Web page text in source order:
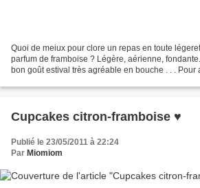
Quoi de meiux pour clore un repas en toute
parfum de framboise ? Légère, aérienne,
bon goût estival très agréable en bouche . . . Pour
Cupcakes citron-framboise ♥
Publié le 23/05/2011 à 22:24
Par Miomiom